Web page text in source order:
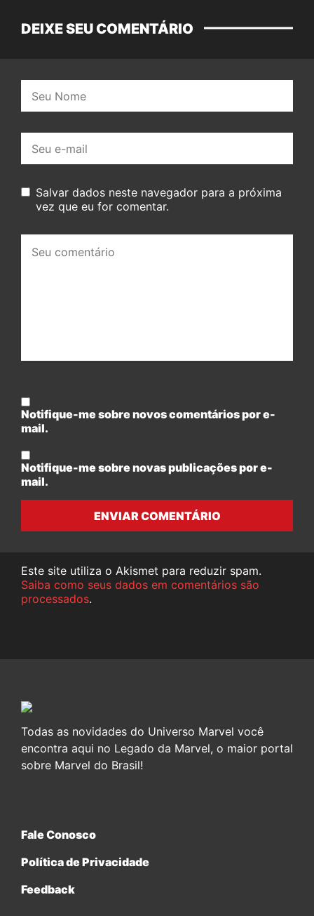
DEIXE SEU COMENTÁRIO
mail:
Salvar dados neste navegador para a próxima
vez que eu for comentar.
comentário:
Notifique-me sobre novos comentários por e-
mail.
Notifique-me sobre novas publicações por e-
mail.
ENVIAR COMENTÁRIO
Este site utiliza o Akismet para reduzir spam.
Saiba como seus dados em comentários são
processados.
Todas as novidades do Universo Marvel você
encontra aqui no Legado da Marvel, o maior portal
sobre Marvel do Brasil!
Fale Conosco
Política de Privacidade
Feedback